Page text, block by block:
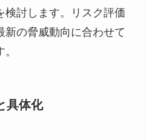
検討します。リスク評価
新の脅威動向に合わせて
具体化